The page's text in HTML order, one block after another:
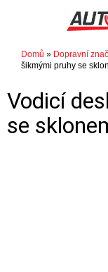
Domů » Dopravní
šikmými pruhy se
Vodicí
se